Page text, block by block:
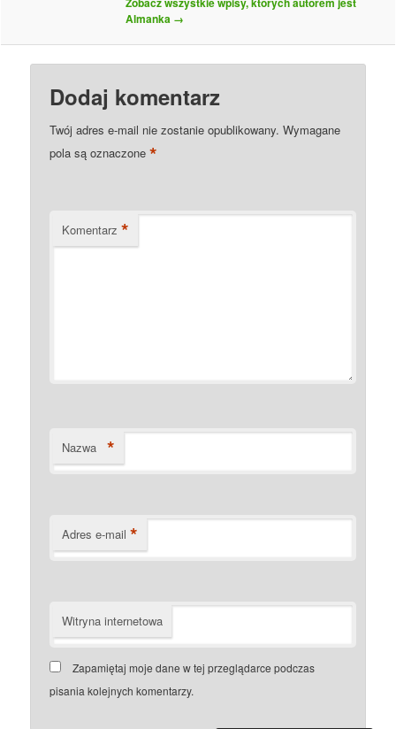
Almanka →
Dodaj komentarz
Twój adres e-mail nie zostanie opublikowany. Wymagane
pola są oznaczone*
Komentarz *
Nazwa *
Adres e-mail *
Witryna internetowa
Zapamiętaj moje dane w tej przeglądarce podczas
pisania kolejnych komentarzy.